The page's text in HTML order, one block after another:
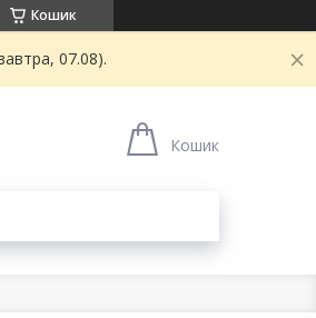
Кошик
07.08).
Кошик